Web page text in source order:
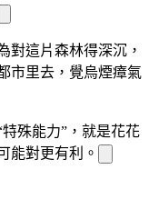
對這片森林得深沉，
市里去， 覺烏煙瘴氣
殊能力”，就是花花
能對更有利。